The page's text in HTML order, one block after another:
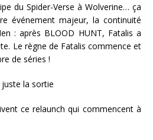
du Spider-Verse à Wolverine… ça
événement majeur, la continuité
: après BLOOD HUNT, Fatalis a
Le règne de Fatalis commence et
de séries !
juste la sortie
ce relaunch qui commencent à